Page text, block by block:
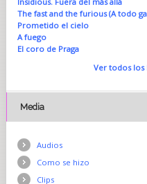
The fast and the furious (A todo
Prometido el cielo
A fuego
El coro de Praga
Ver todos
Media
Audios
Como se hizo
Clips